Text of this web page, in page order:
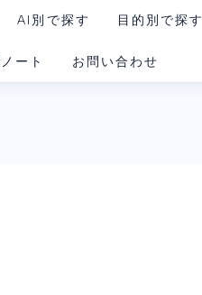
AI別で探す
ChatGPT
目的別で探す
読む・要約AI
ート お問い合わせ